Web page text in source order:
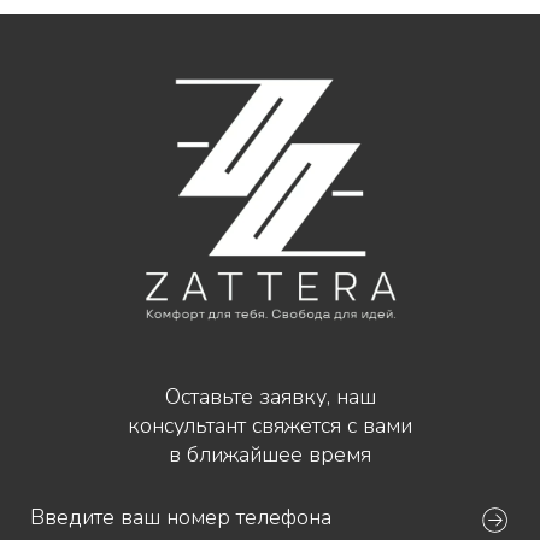
Оставьте заявку, наш
консультант свяжется с вами
в ближайшее время